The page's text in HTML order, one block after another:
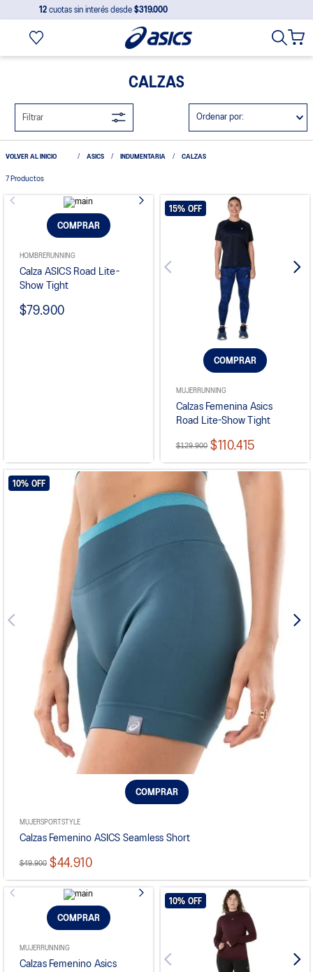
12 cuotas sin interés desde $319.000
CALZAS
Filtrar Ordenar por
ASICS INDUMENTARIA CALZAS
7 Productos
COMPRAR
HOMBRERUNNING
Calza ASICS Road Lite-
Show Tight
$79.900
COMPRAR
MUJERRUNNING
Calzas Femenina Asics
Road Lite-Show Tight
$129.900 $110.415
15% OFF
COMPRAR
MUJERSPORTSTYLE
Calzas Femenino ASICS Seamless Short
$49.900 $44.910
10% OFF
COMPRAR
MUJERRUNNING
Calzas Femenino Asics
10% OFF